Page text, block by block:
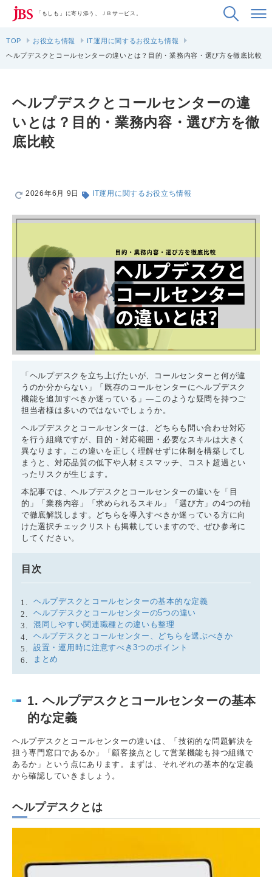
「もしも」に寄り添う、ＪＢサービス。
TOP お役立ち情報
IT運用に関するお役立ち情報
ヘルプデスクとコールセンターの違いとは？目的・業務内容・選び方を徹底比較
ヘルプデスクとコールセンターの違
いとは？目的・業務内容・選び方を徹
底比較
2026年6月 9日 IT運用に関するお役立ち情報
「ヘルプデスクを立ち上げたいが、コールセンターと何が違
うのか分からない」「既存のコールセンターにヘルプデスク
機能を追加すべきか迷っている」―このような疑問を持つご
担当者様は多いのではないでしょうか。
ヘルプデスクとコールセンターは、どちらも問い合わせ対応
を行う組織ですが、目的・対応範囲・必要なスキルは大きく
異なります。この違いを正しく理解せずに体制を構築してし
まうと、対応品質の低下や人材ミスマッチ、コスト超過とい
ったリスクが生じます。
本記事では、ヘルプデスクとコールセンターの違いを「目
的」「業務内容」「求められるスキル」「選び方」の4つの軸
で徹底解説します。どちらを導入すべきか迷っている方に向
けた選択チェックリストも掲載していますので、ぜひ参考に
してください。
目次
ヘルプデスクとコールセンターの基本的な定義
ヘルプデスクとコールセンターの5つの違い
混同しやすい関連職種との違いも整理
ヘルプデスクとコールセンター、どちらを選ぶべきか
設置・運用時に注意すべき3つのポイント
まとめ
1. ヘルプデスクとコールセンターの基本
的な定義
ヘルプデスクとコールセンターの違いは、「技術的な問題解決を
担う専門窓口であるか」「顧客接点として営業機能も持つ組織で
あるか」という点にあります。まずは、それぞれの基本的な定義
から確認していきましょう。
ヘルプデスクとは